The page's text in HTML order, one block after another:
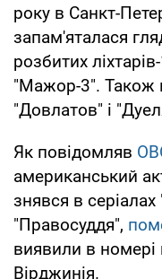
року в Санкт-
запам'яталася
розбитих
"Мажор-3". Також
"Довлатов" і
Як повідомляв
американський
знявся в
"Правосуддя",
виявили в номері
Вірджинія.